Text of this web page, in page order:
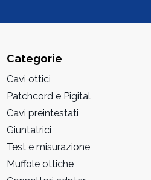
Categorie
Cavi ottici
Patchcord e Pigital
Cavi preintestati
Giuntatrici
Test e misurazione
Muffole ottiche